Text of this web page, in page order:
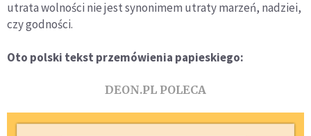
utrata wolności nie jest synonimem utraty marzeń, nadziei,
czy godności.
Oto polski tekst przemówienia papieskiego:
DEON.PL POLECA